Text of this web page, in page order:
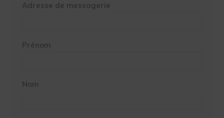
Adresse de messagerie
Prénom
Nom